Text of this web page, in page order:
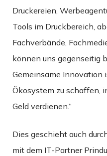
Druckereien,
Tools im Druckbereich,
Fachverbände,
können uns gegenseitig
Gemeinsame Innovation
Ökosystem zu schaffen,
Geld verdienen.“
Dies geschieht auch
mit dem IT-Partner